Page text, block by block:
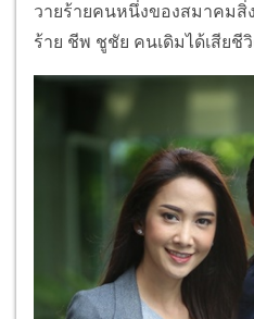
วายร้ายคนหนึ่งของสมาคมสิ่
ร้าย ชีพ ชูชัย คนเดิมได้เสียชี